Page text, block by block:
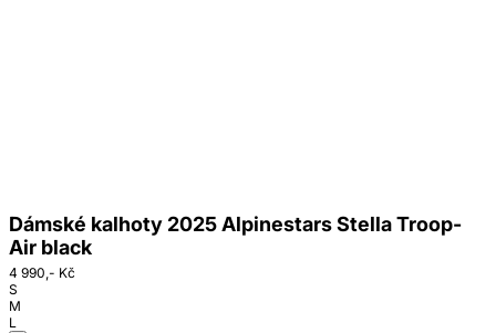
Dámské kalhoty 2025 Alpinestars Stella Troop-
Air black
4 990,- Kč
S
M
L